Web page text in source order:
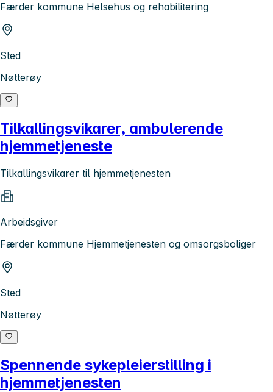
Færder kommune Helsehus og rehabilitering
Sted
Nøtterøy
Tilkallingsvikarer, ambulerende
hjemmetjeneste
Tilkallingsvikarer til hjemmetjenesten
Arbeidsgiver
Færder kommune Hjemmetjenesten og omsorgsboliger
Sted
Nøtterøy
Spennende sykepleierstilling i
hjemmetjenesten